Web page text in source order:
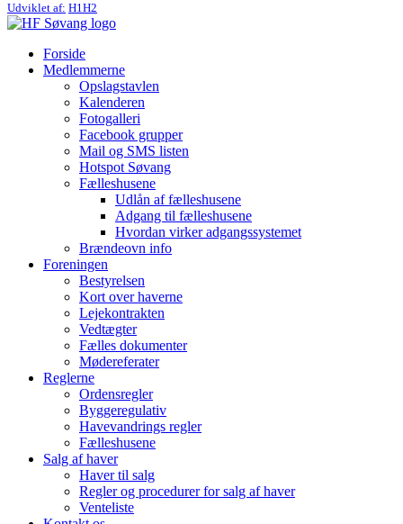
Udviklet af: H1H2
Forside
Medlemmerne
Opslagstavlen
Kalenderen
Fotogalleri
Facebook grupper
Mail og SMS listen
Hotspot Søvang
Fælleshusene
Udlån af fælleshusene
Adgang til fælleshusene
Hvordan virker adgangssystemet
Brændeovn info
Foreningen
Bestyrelsen
Kort over haverne
Lejekontrakten
Vedtægter
Fælles dokumenter
Mødereferater
Reglerne
Ordensregler
Byggeregulativ
Havevandrings regler
Fælleshusene
Salg af haver
Haver til salg
Regler og procedurer for salg af haver
Venteliste